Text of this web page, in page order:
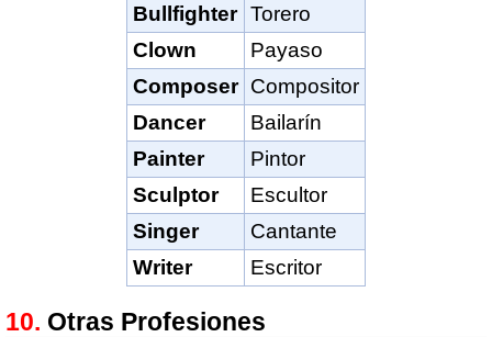
Bullfighter Torero
Clown
Payaso
Composer Compositor
Dancer
Bailarín
Painter
Pintor
Sculptor
Escultor
Singer
Cantante
Writer
Escritor
Otras Profesiones